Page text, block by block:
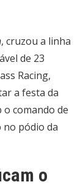
, cruzou a linha
de 23
Racing,
a festa da
comando de
no pódio da
o